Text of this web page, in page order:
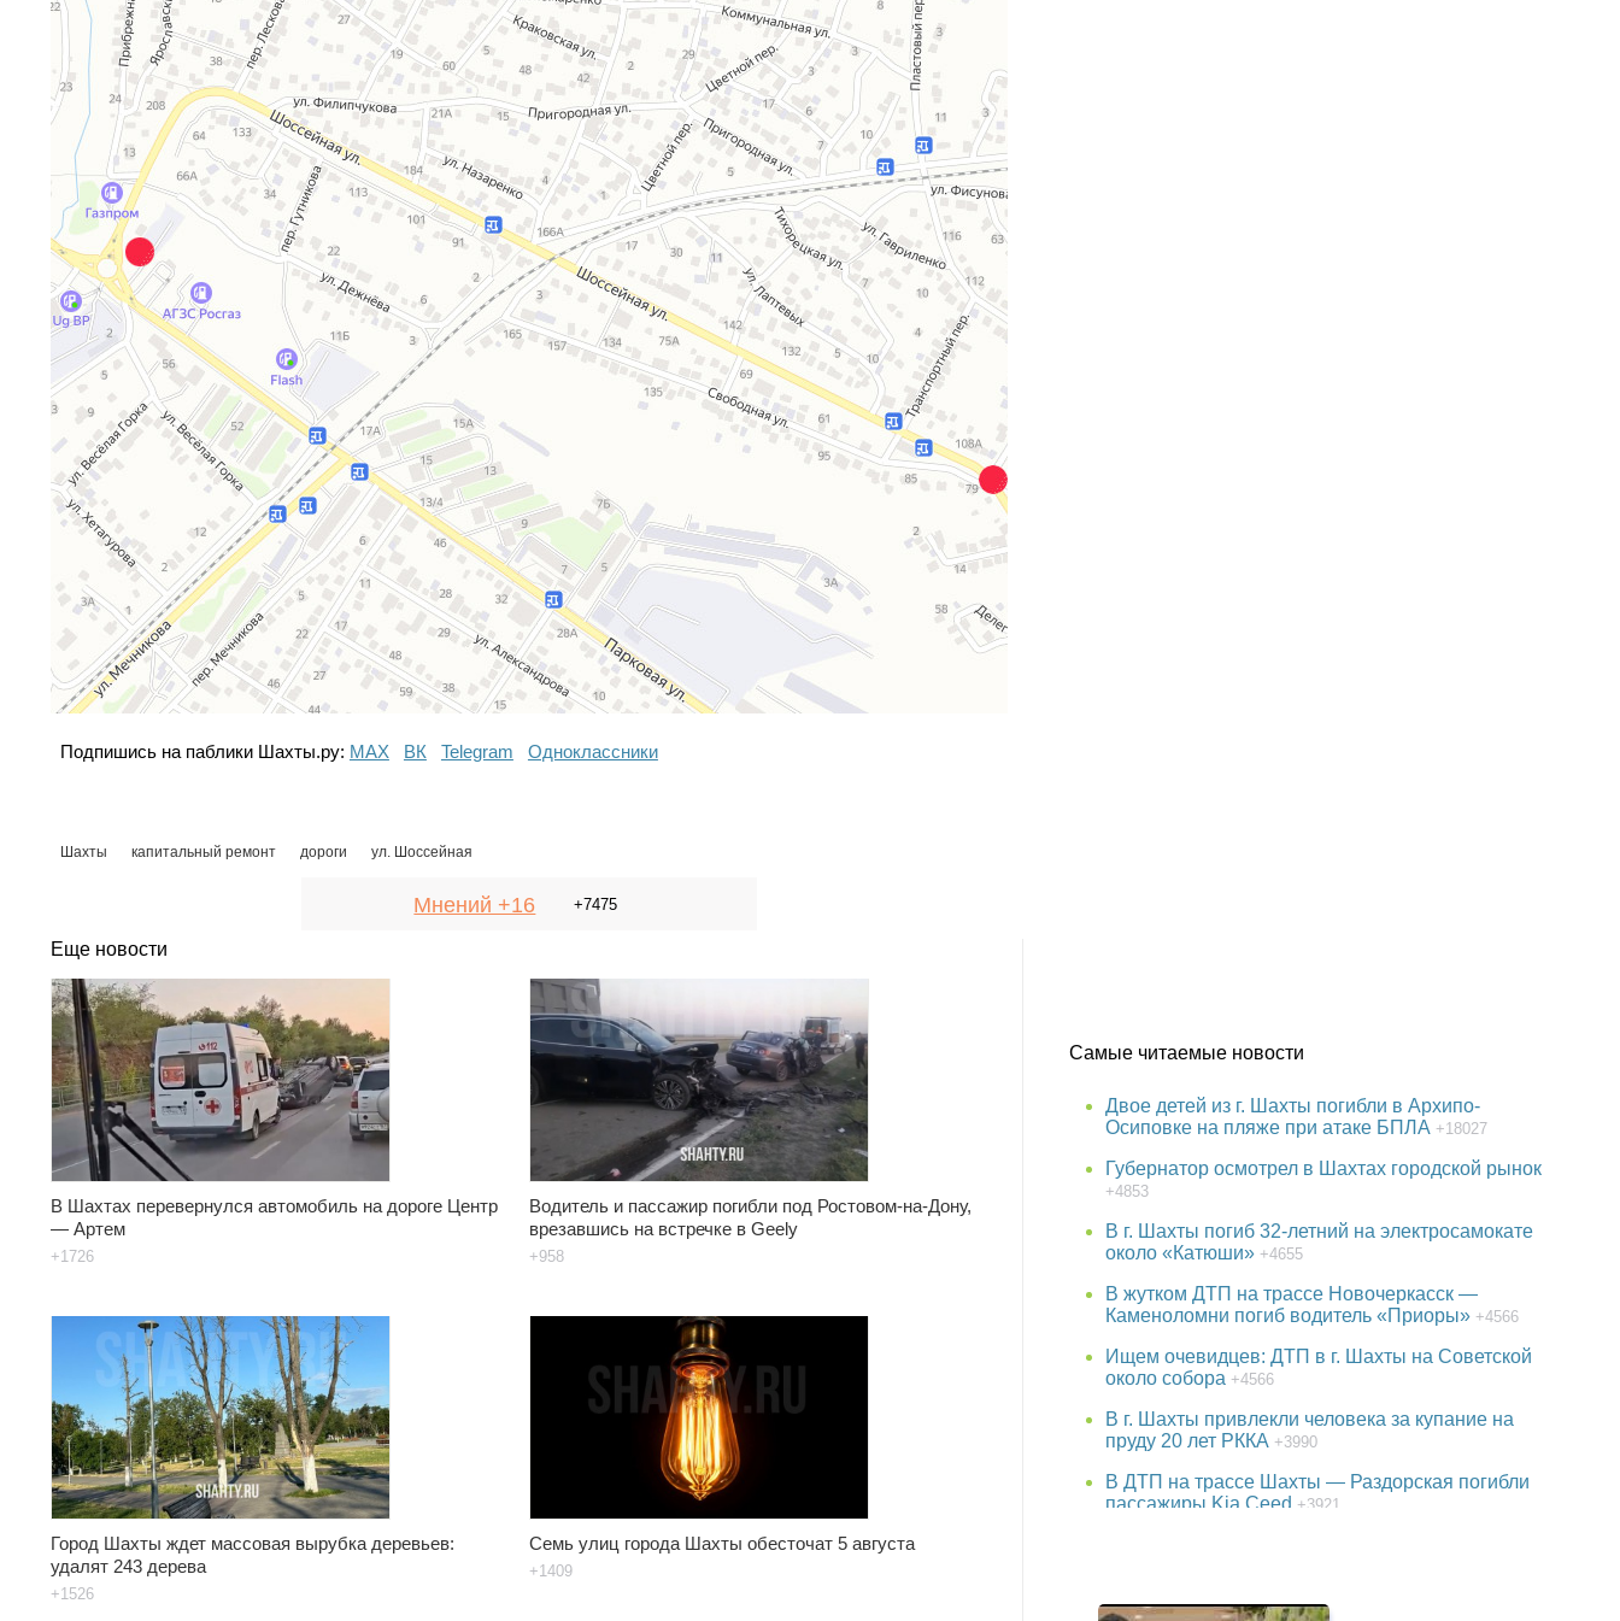
Подпишись на паблики Шахты.ру: МАХ ВК Telegram Одноклассники
Шахты капитальный ремонт дороги ул. Шоссейная
Мнений +16 +7475
Еще новости
В Шахтах перевернулся автомобиль на дороге Центр
— Артем
+1726
Водитель и пассажир погибли под Ростовом-на-Дону,
врезавшись на встречке в Geely
+958
Город Шахты ждет массовая вырубка деревьев:
удалят 243 дерева
+1526
Семь улиц города Шахты обесточат 5 августа
+1409
Самые читаемые новости
Двое детей из г. Шахты погибли в Архипо-
Осиповке на пляже при атаке БПЛА +18027
Губернатор осмотрел в Шахтах городской рынок
+4853
В г. Шахты погиб 32-летний на электросамокате
около «Катюши» +4655
В жутком ДТП на трассе Новочеркасск —
Каменоломни погиб водитель «Приоры» +4566
Ищем очевидцев: ДТП в г. Шахты на Советской
около собора +4566
В г. Шахты привлекли человека за купание на
пруду 20 лет РККА +3990
В ДТП на трассе Шахты — Раздорская погибли
пассажиры Kia Ceed +3921
В парке г. Шахты появится огромный фонтан